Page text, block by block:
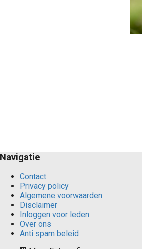
Navigatie
Contact
Privacy policy
Algemene voorwaarden
Disclaimer
Inloggen voor leden
Over ons
Anti spam beleid